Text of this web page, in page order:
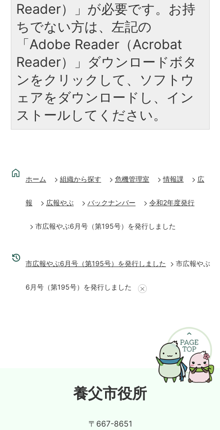
Reader）」が必要です。お持
ちでない方は、左記の
「Adobe Reader（Acrobat
Reader）」ダウンロードボタ
ンをクリックして、ソフトウ
ェアをダウンロードし、イン
ストールしてください。
ホーム 組織から探す 危機管理室 情報課 広
報 広報やぶ バックナンバー 令和2年度発行
市広報やぶ6月号（第195号）を発行しました
市広報やぶ6月号（第195号）を発行しました 市広報やぶ
6月号（第195号）を発行しました
養父市役所
〒667-8651